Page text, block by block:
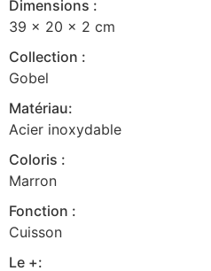
Dimensions :
39 x 20 x 2 cm
Collection :
Gobel
Matériau:
Acier inoxydable
Coloris :
Marron
Fonction :
Cuisson
Le +: